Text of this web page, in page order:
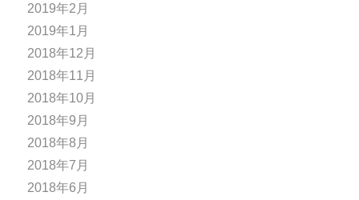
2019年2月
2019年1月
2018年12月
2018年11月
2018年10月
2018年9月
2018年8月
2018年7月
2018年6月